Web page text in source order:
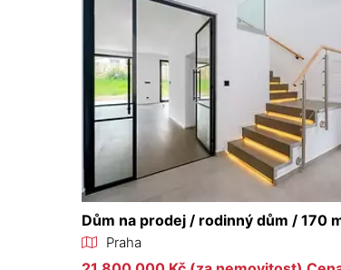
Dům na prodej / rodinný dům / 170
Praha